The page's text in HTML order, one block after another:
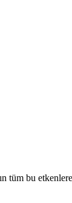
tüm bu